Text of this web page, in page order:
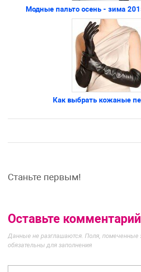
Модные пальто осень - зима
Как выбрать кожаные
Станьте первым!
Оставьте комментарий
Данные не разглашаются. Поля, помеченные
обязательны для заполнения